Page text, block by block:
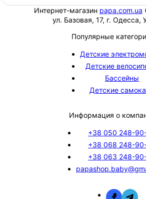
Интернет-магазин papa.com.ua
ул. Базовая, 17, г. Одесса,
Популярные
Детские
Детские
Бассейны
Детские
Информация о
+38 050 248-
+38 068 248-
+38 063 248-